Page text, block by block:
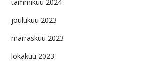
tammikuu 2024
joulukuu 2023
marraskuu 2023
lokakuu 2023